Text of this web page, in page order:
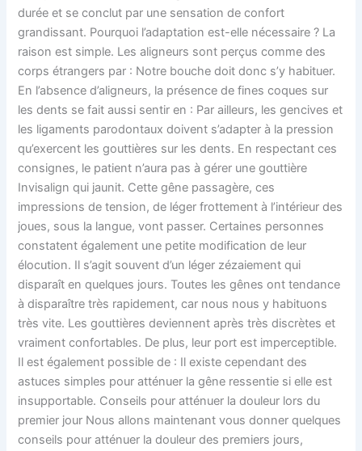
durée et se conclut par une sensation de confort
grandissant. Pourquoi l’adaptation est-elle nécessaire ? La
raison est simple. Les aligneurs sont perçus comme des
corps étrangers par : Notre bouche doit donc s’y habituer.
En l’absence d’aligneurs, la présence de fines coques sur
les dents se fait aussi sentir en : Par ailleurs, les gencives et
les ligaments parodontaux doivent s’adapter à la pression
qu’exercent les gouttières sur les dents. En respectant ces
consignes, le patient n’aura pas à gérer une gouttière
Invisalign qui jaunit. Cette gêne passagère, ces
impressions de tension, de léger frottement à l’intérieur des
joues, sous la langue, vont passer. Certaines personnes
constatent également une petite modification de leur
élocution. Il s’agit souvent d’un léger zézaiement qui
disparaît en quelques jours. Toutes les gênes ont tendance
à disparaître très rapidement, car nous nous y habituons
très vite. Les gouttières deviennent après très discrètes et
vraiment confortables. De plus, leur port est imperceptible.
Il est également possible de : Il existe cependant des
astuces simples pour atténuer la gêne ressentie si elle est
insupportable. Conseils pour atténuer la douleur lors du
premier jour Nous allons maintenant vous donner quelques
conseils pour atténuer la douleur des premiers jours,